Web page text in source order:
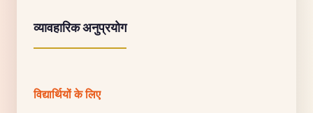
व्यावहारिक अनुप्रयोग
विद्यार्थियों के लिए